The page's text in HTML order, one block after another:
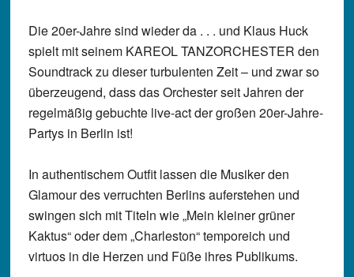
Die 20er-Jahre sind wieder da . . . und Klaus Huck
spielt mit seinem KAREOL TANZORCHESTER den
Soundtrack zu dieser turbulenten Zeit – und zwar so
überzeugend, dass das Orchester seit Jahren der
regelmäßig gebuchte live-act der großen 20er-Jahre-
Partys in Berlin ist!
In authentischem Outfit lassen die Musiker den
Glamour des verruchten Berlins auferstehen und
swingen sich mit Titeln wie „Mein kleiner grüner
Kaktus“ oder dem „Charleston“ temporeich und
virtuos in die Herzen und Füße ihres Publikums.